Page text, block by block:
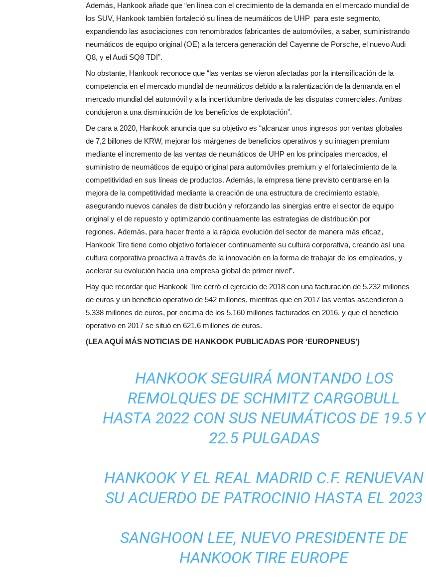
Además, Hankook añade que “en línea con el crecimiento de la demanda en el mercado mundial de
los SUV, Hankook también fortaleció su línea de neumáticos de UHP para este segmento,
expandiendo las asociaciones con renombrados fabricantes de automóviles, a saber, suministrando
neumáticos de equipo original (OE) a la tercera generación del Cayenne de Porsche, el nuevo Audi
Q8, y el Audi SQ8 TDI”.
No obstante, Hankook reconoce que “las ventas se vieron afectadas por la intensificación de la
competencia en el mercado mundial de neumáticos debido a la ralentización de la demanda en el
mercado mundial del automóvil y a la incertidumbre derivada de las disputas comerciales. Ambas
condujeron a una disminución de los beneficios de explotación”.
De cara a 2020, Hankook anuncia que su objetivo es “alcanzar unos ingresos por ventas globales
de 7,2 billones de KRW, mejorar los márgenes de beneficios operativos y su imagen premium
mediante el incremento de las ventas de neumáticos de UHP en los principales mercados, el
suministro de neumáticos de equipo original para automóviles premium y el fortalecimiento de la
competitividad en sus líneas de productos. Además, la empresa tiene previsto centrarse en la
mejora de la competitividad mediante la creación de una estructura de crecimiento estable,
asegurando nuevos canales de distribución y reforzando las sinergias entre el sector de equipo
original y el de repuesto y optimizando continuamente las estrategias de distribución por
regiones. Además, para hacer frente a la rápida evolución del sector de manera más eficaz,
Hankook Tire tiene como objetivo fortalecer continuamente su cultura corporativa, creando así una
cultura corporativa proactiva a través de la innovación en la forma de trabajar de los empleados, y
acelerar su evolución hacia una empresa global de primer nivel”.
Hay que recordar que Hankook Tire cerró el ejercicio de 2018 con una facturación de 5.232 millones
de euros y un beneficio operativo de 542 millones, mientras que en 2017 las ventas ascendieron a
5.338 millones de euros, por encima de los 5.160 millones facturados en 2016, y que el beneficio
operativo en 2017 se situó en 621,6 millones de euros.
(LEA AQUÍ MÁS NOTICIAS DE HANKOOK PUBLICADAS POR ‘EUROPNEUS’)
HANKOOK SEGUIRÁ MONTANDO LOS
REMOLQUES DE SCHMITZ CARGOBULL
HASTA 2022 CON SUS NEUMÁTICOS DE 19.5 Y
22.5 PULGADAS
HANKOOK Y EL REAL MADRID C.F. RENUEVAN
SU ACUERDO DE PATROCINIO HASTA EL 2023
SANGHOON LEE, NUEVO PRESIDENTE DE
HANKOOK TIRE EUROPE